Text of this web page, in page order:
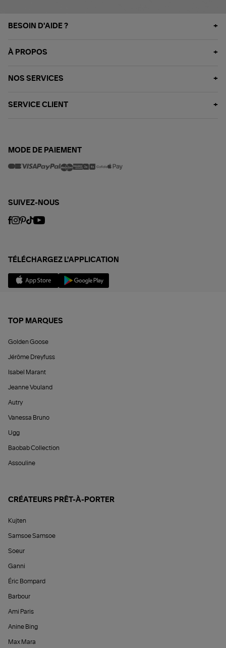
BESOIN D'AIDE ?
À PROPOS
NOS SERVICES
SERVICE CLIENT
MODE DE PAIEMENT
SUIVEZ-NOUS
TÉLÉCHARGEZ L'APPLICATION
TOP MARQUES
Golden Goose
Jérôme Dreyfuss
Isabel Marant
Jeanne Vouland
Autry
Vanessa Bruno
Ugg
Baobab Collection
Assouline
CRÉATEURS PRÊT-À-PORTER
Kujten
Samsoe Samsoe
Soeur
Ganni
Éric Bompard
Barbour
Ami Paris
Anine Bing
Max Mara